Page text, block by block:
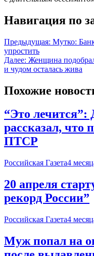
Навигация по
Предыдущая: Мутко:
упростить
Далее: Женщина
и чудом осталась жива
Похожие
“Это
рассказал, что
ПТСР
Российская Газета4
20 апреля
рекорд России”
Российская Газета4
Муж попал на